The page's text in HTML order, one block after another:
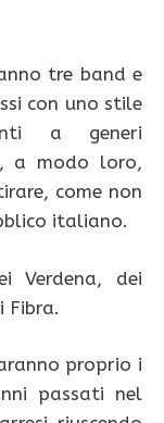
tre band e
con uno stile
a generi
a modo loro,
come non
italiano.
Verdena, dei
Fibra.
proprio i
passati nel